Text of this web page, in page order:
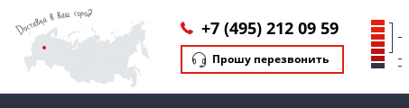
+7 (495) 212 09 59
Прошу перезвонить